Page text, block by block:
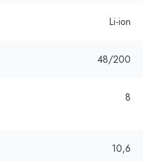
Li-ion
48/200
8
10,6